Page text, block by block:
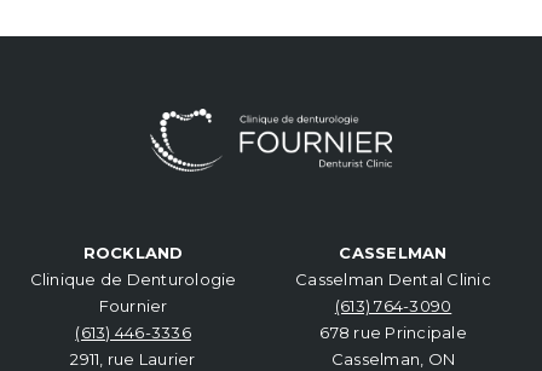
ROCKLAND
Clinique de Denturologie
Fournier
(613) 446-3336
2911, rue Laurier
CASSELMAN
Casselman Dental Clinic
(613) 764-3090
678 rue Principale
Casselman, ON